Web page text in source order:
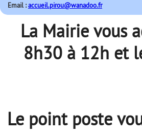
Email :accueil.pirou@wanadoo.fr
La Mairie vous
8h30 à 12h et
Le point poste